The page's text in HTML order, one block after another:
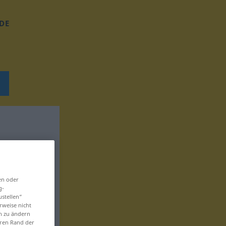
DE
oder
nicht
zu ändern
Rand der